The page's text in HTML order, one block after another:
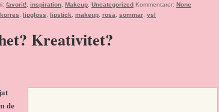
favorit! inspiration Makeup Uncategorized Kommentarer: None
korres lipgloss lipstick makeup rosa sommar ysl
Kreativitet?
de